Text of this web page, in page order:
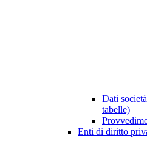
Dati
tabelle)
Enti di diritto